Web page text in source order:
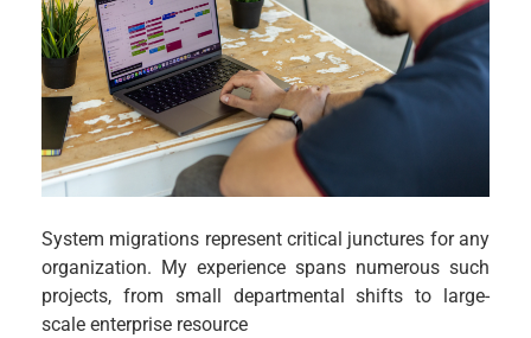
System migrations represent critical junctures for any
organization. My experience spans numerous such
projects, from small departmental shifts to large-
scale enterprise resource